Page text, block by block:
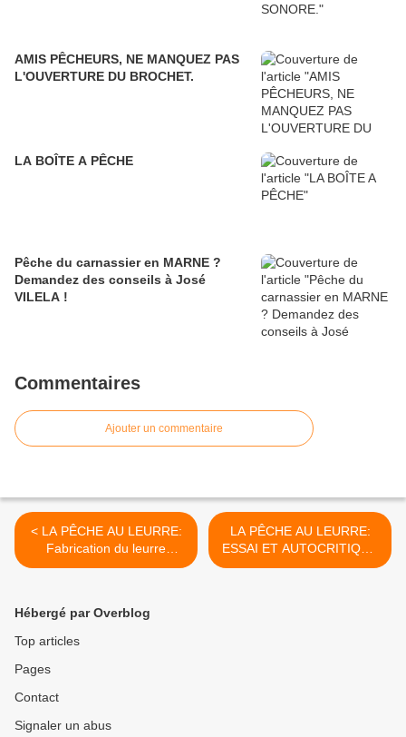
AMIS PÊCHEURS, NE MANQUEZ PAS
L'OUVERTURE DU BROCHET.
LA BOÎTE A PÊCHE
Pêche du carnassier en MARNE ?
Demandez des conseils à José
VILELA !
Commentaires
Ajouter un commentaire
< LA PÊCHE AU LEURRE:
Fabrication du leurre
ANDMAR1.
LA PÊCHE AU LEURRE:
ESSAI ET AUTOCRITIQUE
DES LEURRES ANDMAR. >
Hébergé par Overblog
Top articles
Pages
Contact
Signaler un abus